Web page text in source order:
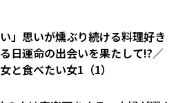
い」思いが燻ぶり続ける料理好き
日運命の出会いを果たして!?／
と食べたい女1（1）